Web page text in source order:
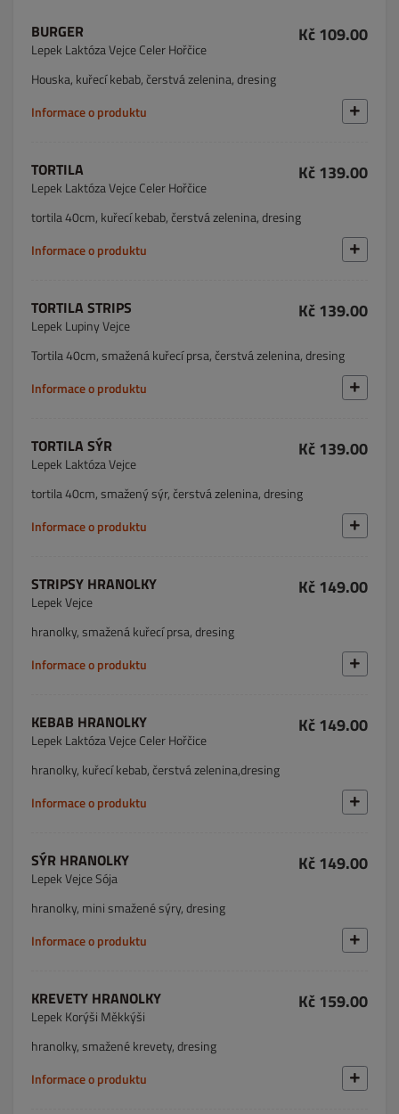
BURGER
Lepek Laktóza Vejce Celer Hořčice
Kč 109.00
Houska, kuřecí kebab, čerstvá zelenina, dresing
Informace o produktu
TORTILA
Lepek Laktóza Vejce Celer Hořčice
Kč 139.00
tortila 40cm, kuřecí kebab, čerstvá zelenina, dresing
Informace o produktu
TORTILA STRIPS
Lepek Lupiny Vejce
Kč 139.00
Tortila 40cm, smažená kuřecí prsa, čerstvá zelenina, dresing
Informace o produktu
TORTILA SÝR
Lepek Laktóza Vejce
Kč 139.00
tortila 40cm, smažený sýr, čerstvá zelenina, dresing
Informace o produktu
STRIPSY HRANOLKY
Lepek Vejce
Kč 149.00
hranolky, smažená kuřecí prsa, dresing
Informace o produktu
KEBAB HRANOLKY
Lepek Laktóza Vejce Celer Hořčice
Kč 149.00
hranolky, kuřecí kebab, čerstvá zelenina,dresing
Informace o produktu
SÝR HRANOLKY
Lepek Vejce Sója
Kč 149.00
hranolky, mini smažené sýry, dresing
Informace o produktu
KREVETY HRANOLKY
Lepek Korýši Měkkýši
Kč 159.00
hranolky, smažené krevety, dresing
Informace o produktu